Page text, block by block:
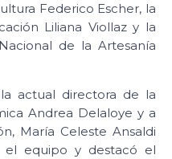
Federico Escher, la
Liliana Viollaz y la
de la Artesanía
actual directora de la
Andrea Delaloye y a
María Celeste Ansaldi
equipo y destacó el